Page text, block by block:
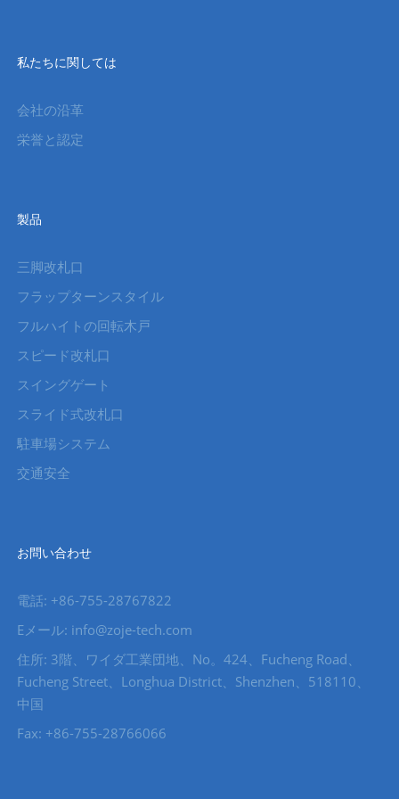
私たちに関しては
会社の沿革
栄誉と認定
製品
三脚改札口
フラップターンスタイル
フルハイトの回転木戸
スピード改札口
スイングゲート
スライド式改札口
駐車場システム
交通安全
お問い合わせ
電話: +86-755-28767822
Eメール: info@zoje-tech.com
住所: 3階、ワイダ工業団地、No。424、Fucheng Road、
Fucheng Street、Longhua District、Shenzhen、518110、
中国
Fax: +86-755-28766066